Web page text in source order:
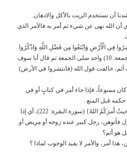
أن نستخدم الزيت بالأكل والادهان.
أن الله نهى عن شيء ثم أمر به فالأمر الذي
فِي الْأَرْضِ وَابْتَغُوا مِن فَضْلِ اللَّهِ وَاذْكُرُوا
اللَّهَ كَثِيرًا لَّعَلَّكُمْ تُفْلِحُونَ} (سورة الجمعة: 10) واحد صلى الجمعة ثم قال أنا سوف
خالفت قول الله (فانتشروا في الأرض)
كان ممنوعاً، فإذا جاء أمر في كتابٍ أو في
قبل المنع .
الله يقول {فإذا تَطَهَّرْنَ فَأْتُوهُنَّ من حيثُ أَمرَكُمُ اللهُ} (سورة البقرة: 222)، أي إذا
فأتوهن، رجل كبير عنده زوجه أو مريض أو
هو أثم؟
هذا أمر، والأمر لا يفيد الوجوب لماذا ؟